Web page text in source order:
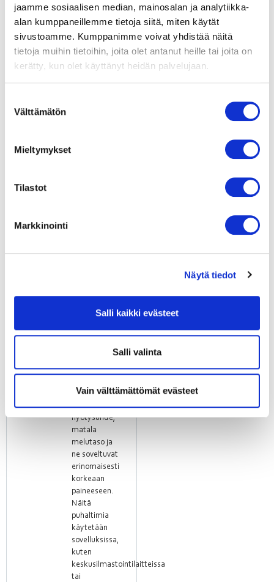
jaamme sosiaalisen median, mainosalan ja analytiikka-
alan kumppaneillemme tietoja siitä, miten käytät
sivustoamme. Kumppanimme voivat yhdistää näitä
tietoja muihin tietoihin, joita olet antanut heille tai joita on
kerätty, kun olet käyttänyt heidän palvelujaan.
valinta
Välttämätön
Mieltymykset
Tilastot
Markkinointi
Näytä tiedot
Salli kaikki evästeet
Salli valinta
Vain välttämättömät evästeet
Taaksepäin
paineenmuodostuksesta
tapahtuu
rullakoteloa
Keskipakopuhaltimilla
hyvä
hydraulinen
hyötysuhde,
matala
melutaso ja
ne soveltuvat
erinomaisesti
korkeaan
paineeseen.
Näitä
puhaltimia
käytetään
sovelluksissa,
kuten
keskusilmastointilaitteissa
tai